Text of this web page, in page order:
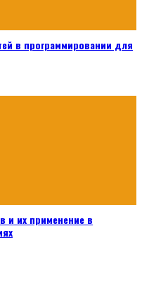
в программировании для
и их применение в